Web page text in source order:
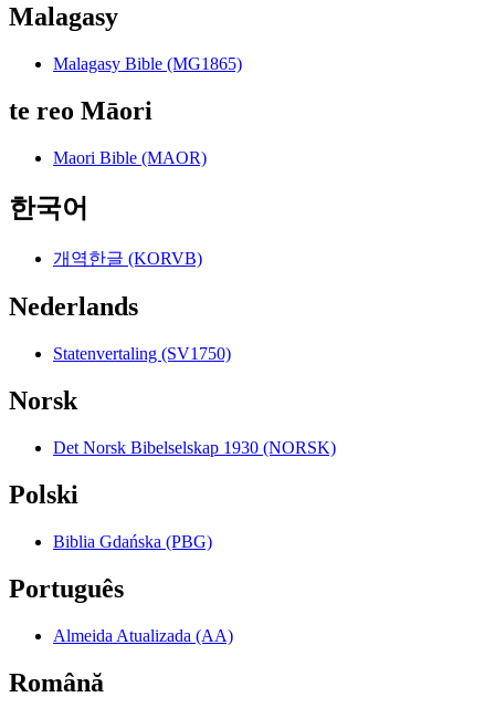
Malagasy
Malagasy Bible (MG1865)
te reo Māori
Maori Bible (MAOR)
한국어
개역한글 (KORVB)
Nederlands
Statenvertaling (SV1750)
Norsk
Det Norsk Bibelselskap 1930 (NORSK)
Polski
Biblia Gdańska (PBG)
Português
Almeida Atualizada (AA)
Română